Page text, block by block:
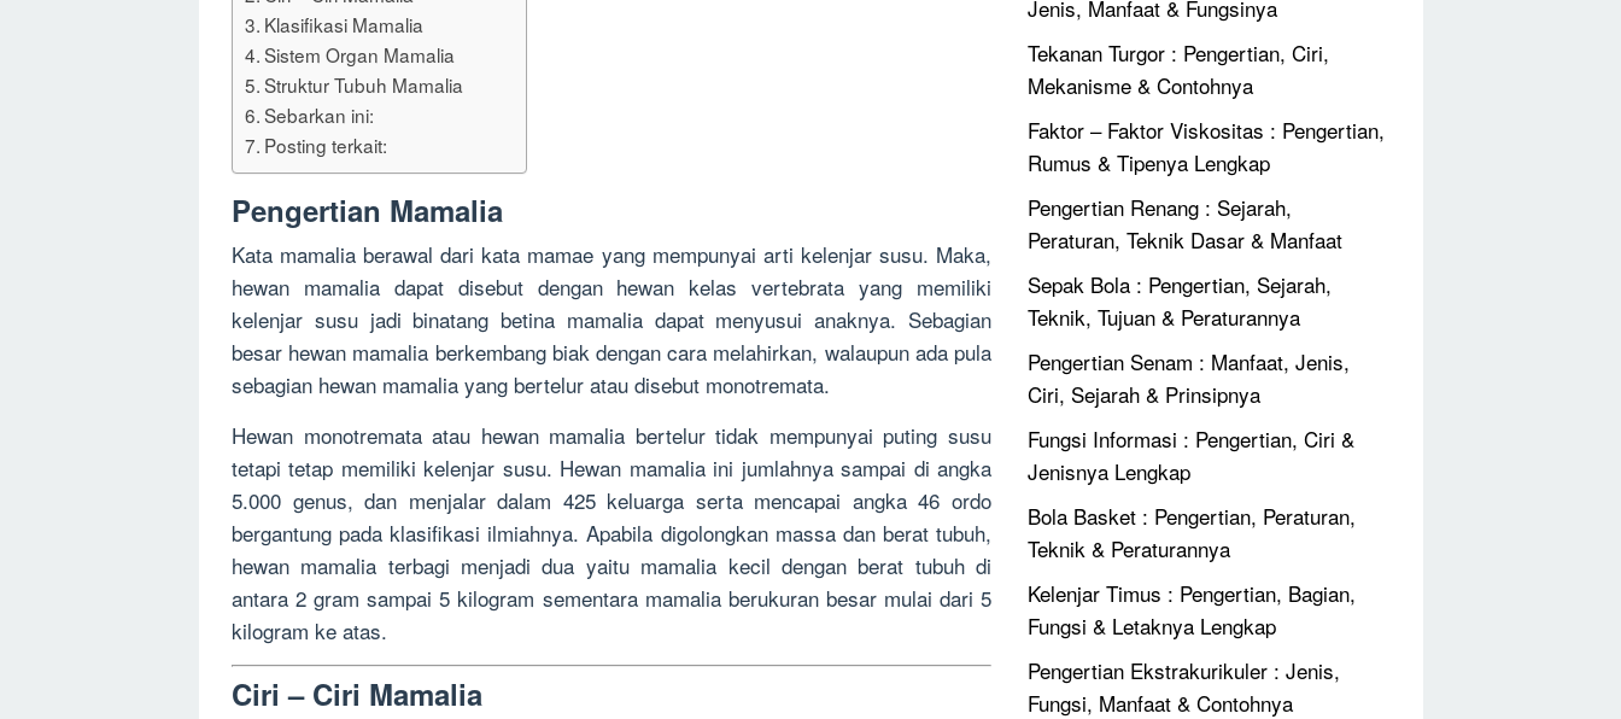
Klasifikasi Mamalia
Sistem Organ Mamalia
Struktur Tubuh Mamalia
Sebarkan ini:
Posting terkait:
Pengertian Mamalia
Kata mamalia berawal dari kata mamae yang mempunyai arti kelenjar susu. Maka,
hewan mamalia dapat disebut dengan hewan kelas vertebrata yang memiliki
kelenjar susu jadi binatang betina mamalia dapat menyusui anaknya. Sebagian
besar hewan mamalia berkembang biak dengan cara melahirkan, walaupun ada pula
sebagian hewan mamalia yang bertelur atau disebut monotremata.
Hewan monotremata atau hewan mamalia bertelur tidak mempunyai puting susu
tetapi tetap memiliki kelenjar susu. Hewan mamalia ini jumlahnya sampai di angka
5.000 genus, dan menjalar dalam 425 keluarga serta mencapai angka 46 ordo
bergantung pada klasifikasi ilmiahnya. Apabila digolongkan massa dan berat tubuh,
hewan mamalia terbagi menjadi dua yaitu mamalia kecil dengan berat tubuh di
antara 2 gram sampai 5 kilogram sementara mamalia berukuran besar mulai dari 5
kilogram ke atas.
Ciri – Ciri Mamalia
Jenis, Manfaat & Fungsinya
Tekanan Turgor : Pengertian, Ciri,
Mekanisme & Contohnya
Faktor – Faktor Viskositas : Pengertian,
Rumus & Tipenya Lengkap
Pengertian Renang : Sejarah,
Peraturan, Teknik Dasar & Manfaat
Sepak Bola : Pengertian, Sejarah,
Teknik, Tujuan & Peraturannya
Pengertian Senam : Manfaat, Jenis,
Ciri, Sejarah & Prinsipnya
Fungsi Informasi : Pengertian, Ciri &
Jenisnya Lengkap
Bola Basket : Pengertian, Peraturan,
Teknik & Peraturannya
Kelenjar Timus : Pengertian, Bagian,
Fungsi & Letaknya Lengkap
Pengertian Ekstrakurikuler : Jenis,
Fungsi, Manfaat & Contohnya